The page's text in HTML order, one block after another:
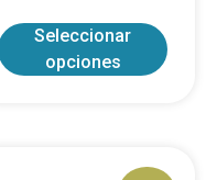
Seleccionar
opciones